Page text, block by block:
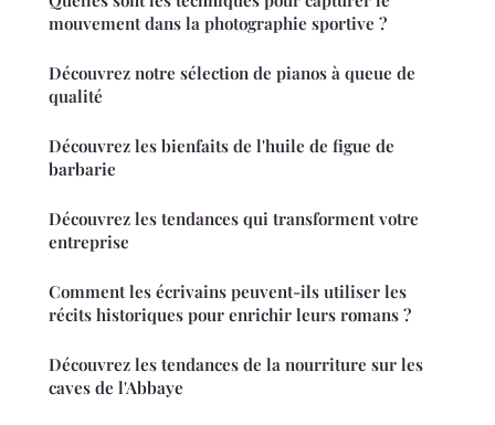
mouvement dans la photographie sportive ?
Découvrez notre sélection de pianos à queue de
qualité
Découvrez les bienfaits de l'huile de figue de
barbarie
Découvrez les tendances qui transforment votre
entreprise
Comment les écrivains peuvent-ils utiliser les
récits historiques pour enrichir leurs romans ?
Découvrez les tendances de la nourriture sur les
caves de l'Abbaye